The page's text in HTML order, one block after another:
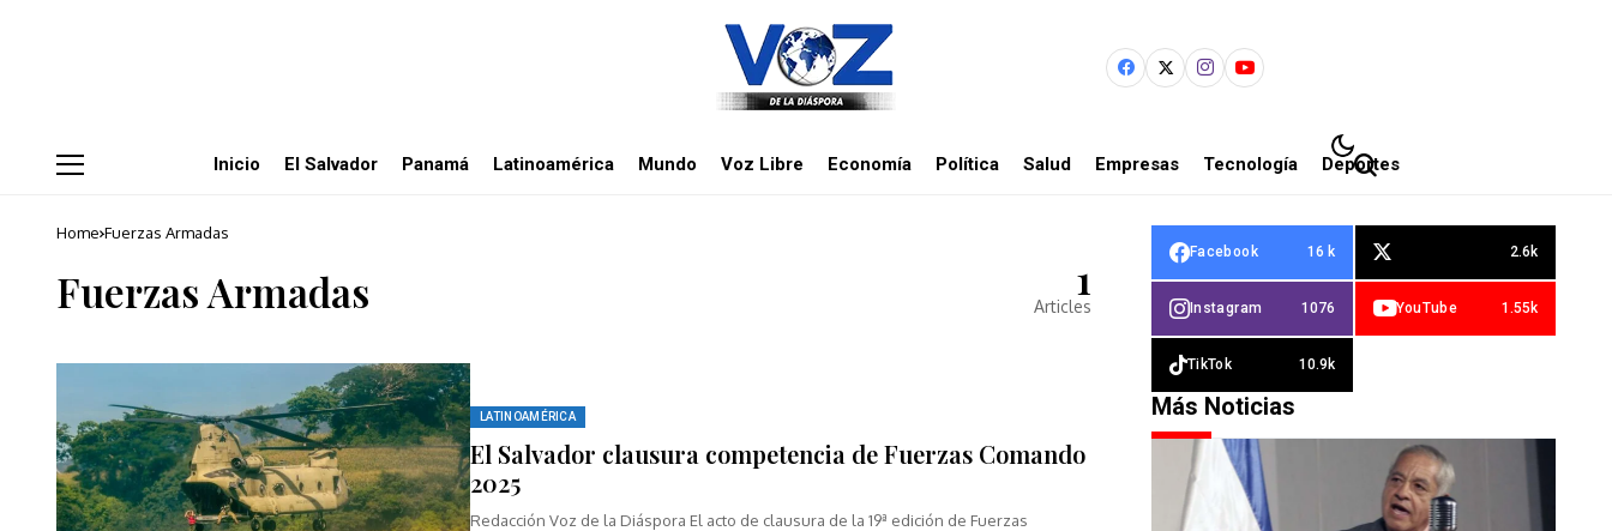
Inicio El Salvador Panamá Latinoamérica Mundo Voz Libre Economía Política Salud Empresas Tecnología Deportes
Home Fuerzas Armadas
Fuerzas Armadas 1
Articles
LATINOAMÉRICA
El Salvador clausura competencia de Fuerzas Comando
2025
Redacción Voz de la Diáspora El acto de clausura de la 19ª edición de Fuerzas
Facebook 16 k 2.6k
Instagram 1076 YouTube 1.55k
TikTok 10.9k
Más Noticias